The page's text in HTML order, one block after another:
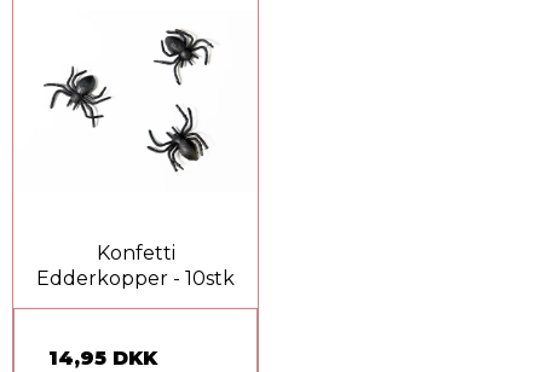
Konfetti
Edderkopper - 10stk
14,95 DKK